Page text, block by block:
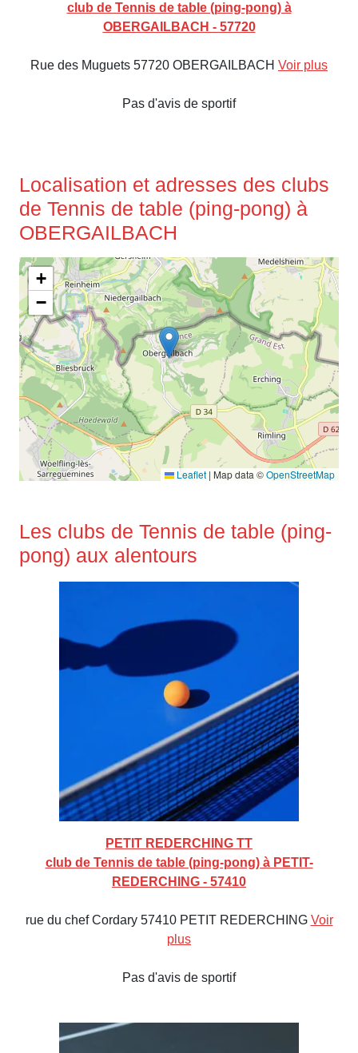
club de Tennis de table (ping-pong) à
OBERGAILBACH - 57720
Rue des Muguets 57720 OBERGAILBACH Voir plus
Pas d'avis de sportif
Localisation et adresses des clubs
de Tennis de table (ping-pong) à
OBERGAILBACH
+
−
Leaflet | Map data ©OpenStreetMap
Les clubs de Tennis de table (ping-
pong) aux alentours
PETIT REDERCHING TT
club de Tennis de table (ping-pong) à PETIT-
REDERCHING - 57410
rue du chef Cordary 57410 PETIT REDERCHING Voir
plus
Pas d'avis de sportif